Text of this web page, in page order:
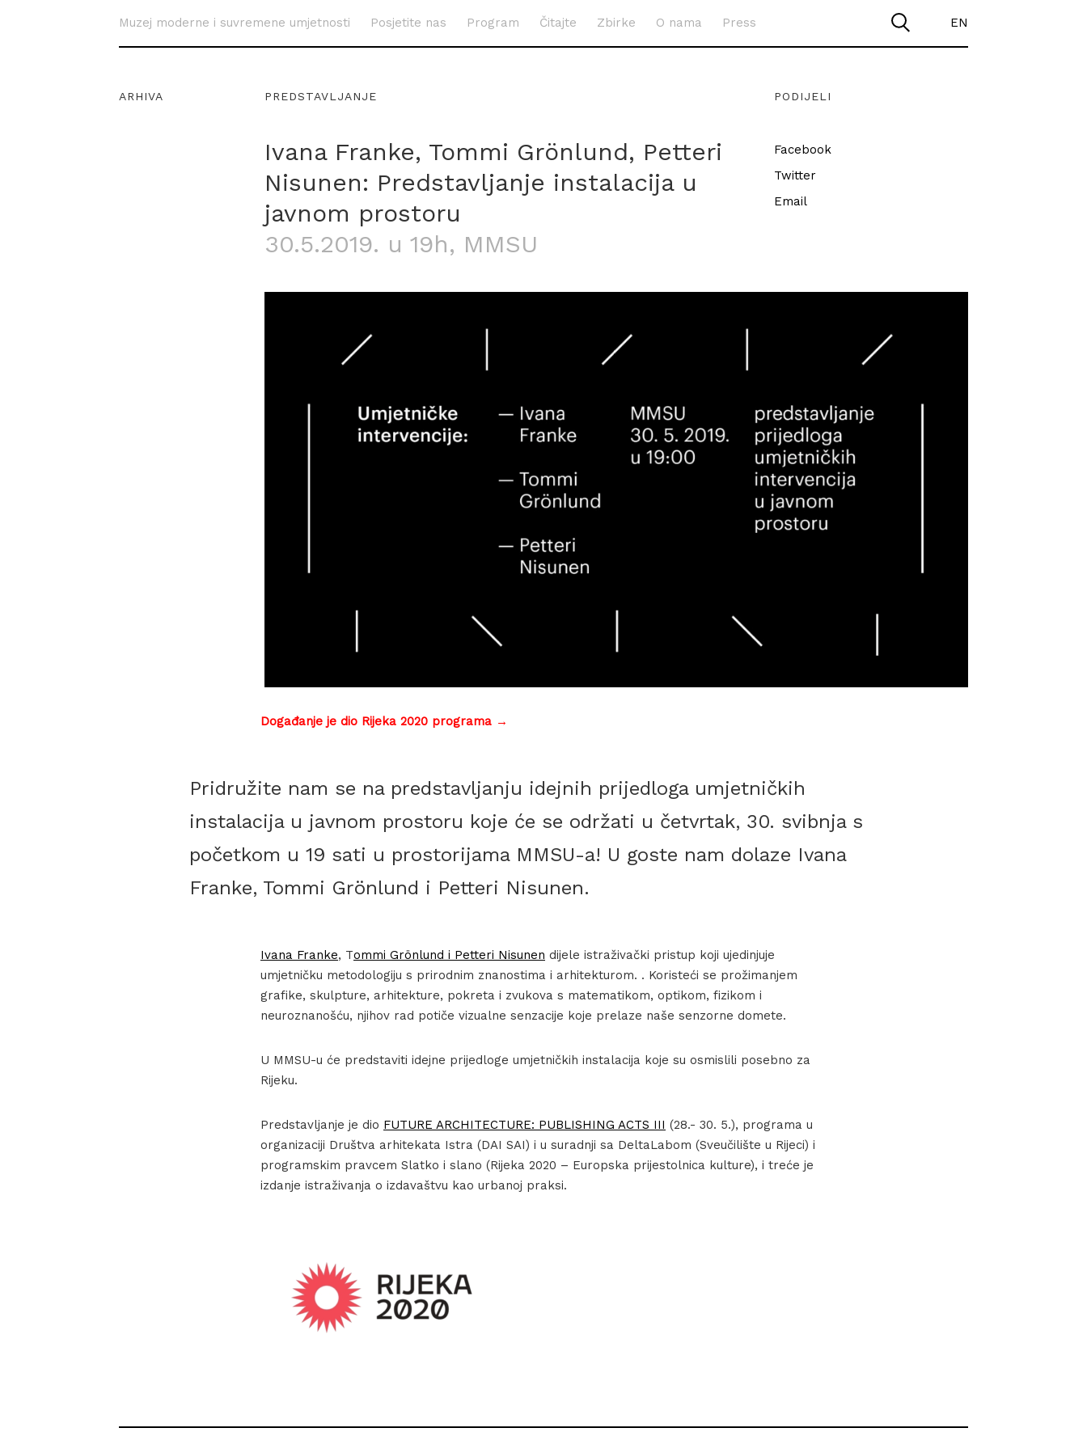
Muzej moderne i suvremene umjetnosti Posjetite nas Program Čitajte Zbirke O nama Press EN
ARHIVA PREDSTAVLJANJE PODIJELI
Ivana Franke, Tommi Grönlund, Petteri
Nisunen: Predstavljanje instalacija u
javnom prostoru
30.5.2019. u 19h, MMSU
Facebook
Twitter
Email
Događanje je dio Rijeka 2020 programa →
Pridružite nam se na predstavljanju idejnih prijedloga umjetničkih
instalacija u javnom prostoru koje će se održati u četvrtak, 30. svibnja s
početkom u 19 sati u prostorijama MMSU-a! U goste nam dolaze Ivana
Franke, Tommi Grönlund i Petteri Nisunen.
Ivana Franke, Tommi Grönlund i Petteri Nisunen dijele istraživački pristup koji ujedinjuje
umjetničku metodologiju s prirodnim znanostima i arhitekturom. . Koristeći se prožimanjem
grafike, skulpture, arhitekture, pokreta i zvukova s matematikom, optikom, fizikom i
neuroznanošću, njihov rad potiče vizualne senzacije koje prelaze naše senzorne domete.
U MMSU-u će predstaviti idejne prijedloge umjetničkih instalacija koje su osmislili posebno za
Rijeku.
Predstavljanje je dio FUTURE ARCHITECTURE: PUBLISHING ACTS III (28.- 30. 5.), programa u
organizaciji Društva arhitekata Istra (DAI SAI) i u suradnji sa DeltaLabom (Sveučilište u Rijeci) i
programskim pravcem Slatko i slano (Rijeka 2020 – Europska prijestolnica kulture), i treće je
izdanje istraživanja o izdavaštvu kao urbanoj praksi.